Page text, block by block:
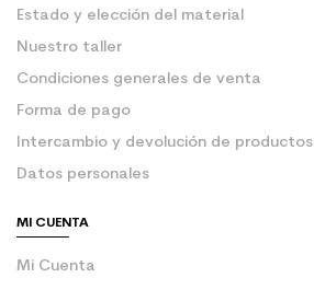
Estado y elección del material
Nuestro taller
Condiciones generales de venta
Forma de pago
Intercambio y devolución de productos
Datos personales
MI CUENTA
Mi Cuenta